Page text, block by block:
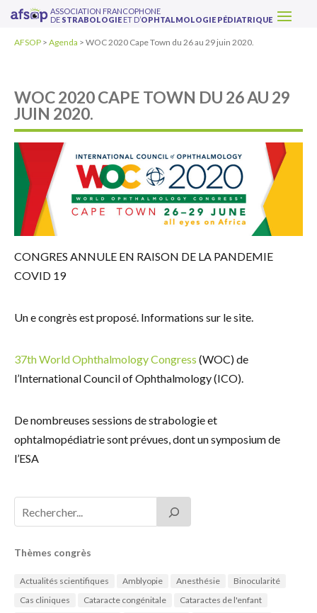
ASSOCIATION FRANCOPHONE
DE STRABOLOGIE ET D’OPHTALMOLOGIE PÉDIATRIQUE
AFSOP > Agenda > WOC 2020 Cape Town du 26 au 29 juin 2020.
WOC 2020 CAPE TOWN DU 26 AU 29
JUIN 2020.
CONGRES ANNULE EN RAISON DE LA PANDEMIE
COVID 19
Un e congrès est proposé. Informations sur le site.
37th World Ophthalmology Congress (WOC) de
l’International Council of Ophthalmology (ICO).
De nombreuses sessions de strabologie et
ophtalmopédiatrie sont prévues, dont un symposium de
l’ESA
Thèmes congrès
Actualités scientifiques Amblyopie Anesthésie
Binocularité
Cas cliniques
Cataracte congénitale
Cataractes de l'enfant